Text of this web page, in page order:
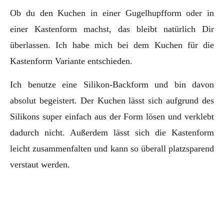
Ob du den Kuchen in einer Gugelhupfform oder in
einer Kastenform machst, das bleibt natürlich Dir
überlassen. Ich habe mich bei dem Kuchen für die
Kastenform Variante entschieden.
Ich benutze eine Silikon-Backform und bin davon
absolut begeistert. Der Kuchen lässt sich aufgrund des
Silikons super einfach aus der Form lösen und verklebt
dadurch nicht. Außerdem lässt sich die Kastenform
leicht zusammenfalten und kann so überall platzsparend
verstaut werden.